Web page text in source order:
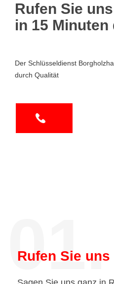
Rufen Sie
in 15 Minuten
Der Schlüsseldienst
durch Qualität
01.
Rufen Sie uns